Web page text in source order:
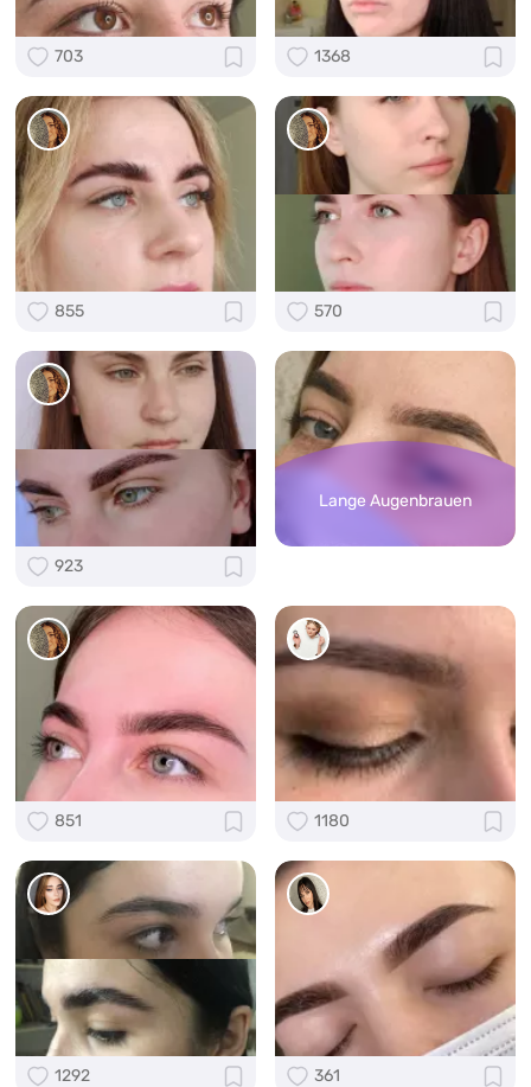
703 1368
855 570
923
Lange Augenbrauen
851 1180
1292 361